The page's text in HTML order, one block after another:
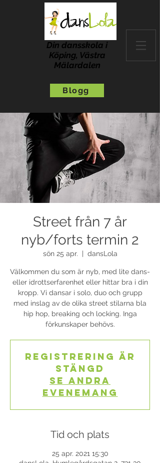
Din dansskola i
Köping, Västra
Mälardalen
Blogg
Street från 7 år
nyb/forts termin 2
sön 25 apr. dansLola
Välkommen du som är nyb, med lite dans-
eller idrottserfarenhet eller hittar bra i din
kropp. Vi dansar i solo, duo och grupp
med inslag av de olika street stilarna bla
hip hop, breaking och locking. Inga
förkunskaper behövs.
Registrering är
stängd
Se andra
evenemang
Tid och plats
25 apr. 2021 15:30